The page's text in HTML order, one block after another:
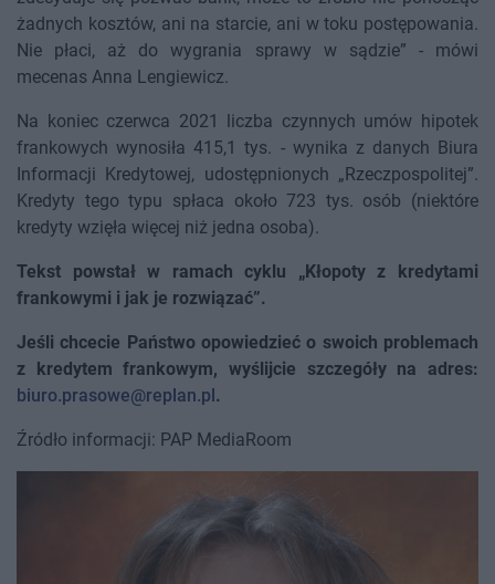
żadnych kosztów, ani na starcie, ani w toku postępowania.
Nie płaci, aż do wygrania sprawy w sądzie” - mówi
mecenas Anna Lengiewicz.
Na koniec czerwca 2021 liczba czynnych umów hipotek
frankowych wynosiła 415,1 tys. - wynika z danych Biura
Informacji Kredytowej, udostępnionych „Rzeczpospolitej”.
Kredyty tego typu spłaca około 723 tys. osób (niektóre
kredyty wzięła więcej niż jedna osoba).
Tekst powstał w ramach cyklu „Kłopoty z kredytami
frankowymi i jak je rozwiązać”.
Jeśli chcecie Państwo opowiedzieć o swoich problemach
z kredytem frankowym, wyślijcie szczegóły na adres:
biuro.prasowe@replan.pl .
Źródło informacji: PAP MediaRoom